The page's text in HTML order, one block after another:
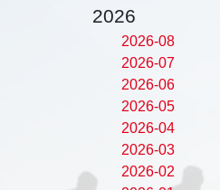
2026
2026-08
2026-07
2026-06
2026-05
2026-04
2026-03
2026-02